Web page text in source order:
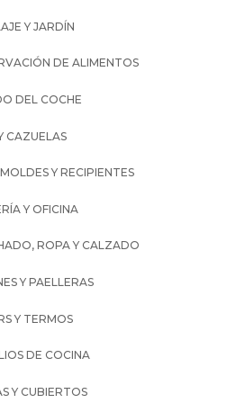
Y JARDÍN
DE ALIMENTOS
DEL COCHE
CAZUELAS
Y RECIPIENTES
Y OFICINA
ROPA Y CALZADO
Y PAELLERAS
Y TERMOS
DE COCINA
Y CUBIERTOS